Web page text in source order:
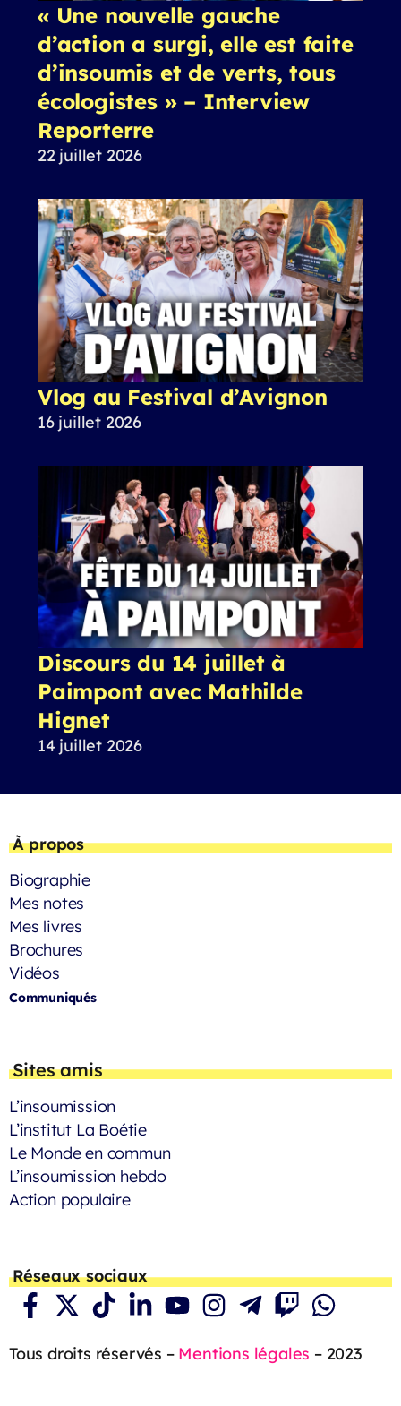
« Une nouvelle gauche
d’action a surgi, elle est faite
d’insoumis et de verts, tous
écologistes » – Interview
Reporterre
22 juillet 2026
Vlog au Festival d’Avignon
16 juillet 2026
Discours du 14 juillet à
Paimpont avec Mathilde
Hignet
14 juillet 2026
À propos
Biographie
Mes notes
Mes livres
Brochures
Vidéos
Communiqués
Sites amis
L’insoumission
L’institut La Boétie
Le Monde en commun
L’insoumission hebdo
Action populaire
Réseaux sociaux
Tous droits réservés – Mentions légales – 2023